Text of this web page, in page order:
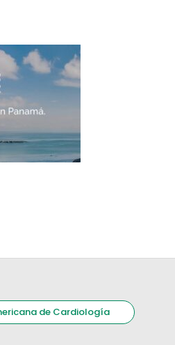
de Cardiología